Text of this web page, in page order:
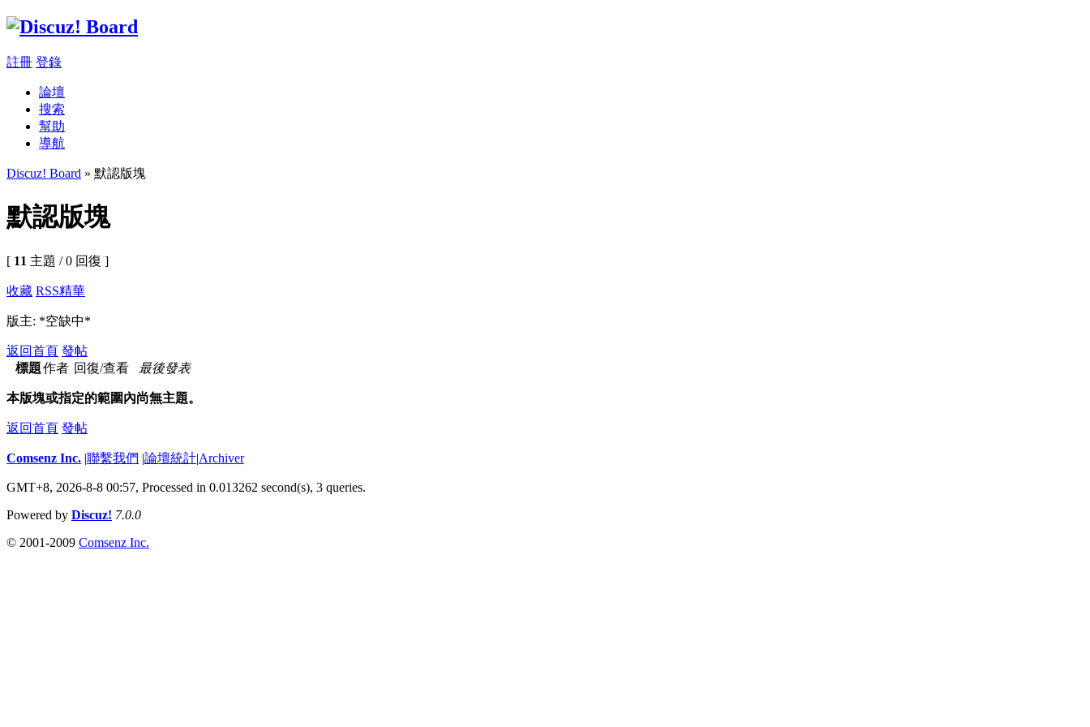
註冊 登錄
論壇
搜索
幫助
導航
Discuz! Board » 默認版塊
默認版塊
[ 11 主題 / 0 回復 ]
收藏 RSS精華
版主: *空缺中*
返回首頁 發帖
標題作者 回復/查看 最後發表
本版塊或指定的範圍內尚無主題。
返回首頁 發帖
Comsenz Inc. |聯繫我們 |論壇統計|Archiver
GMT+8, 2026-8-8 00:57, Processed in 0.013262 second(s), 3 queries.
Powered by Discuz! 7.0.0
© 2001-2009 Comsenz Inc.